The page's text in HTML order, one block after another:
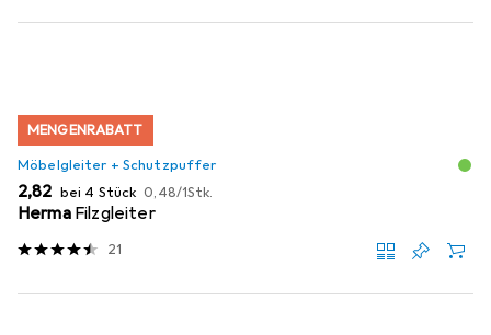
MENGENRABATT
Möbelgleiter + Schutzpuffer
EUR
2,82 bei 4 Stück EUR
0,48/1Stk.
Herma Filzgleiter
21